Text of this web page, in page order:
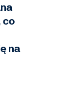
co
na